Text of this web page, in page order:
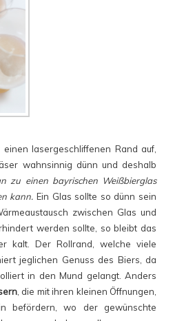
lasergeschliffenen Rand auf,
wahnsinnig dünn und deshalb
zu einen bayrischen Weißbierglas
kann. Ein Glas sollte so dünn sein
zwischen Glas und
werden sollte, so bleibt das
kalt. Der Rollrand, welche viele
jeglichen Genuss des Biers, da
in den Mund gelangt. Anders
, die mit ihren kleinen Öffnungen,
befördern, wo der gewünschte